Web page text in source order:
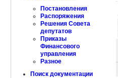
Постановления
Распоряжения
Решения Совета
депутатов
Приказы
Финансового
управления
Разное
Поиск документации